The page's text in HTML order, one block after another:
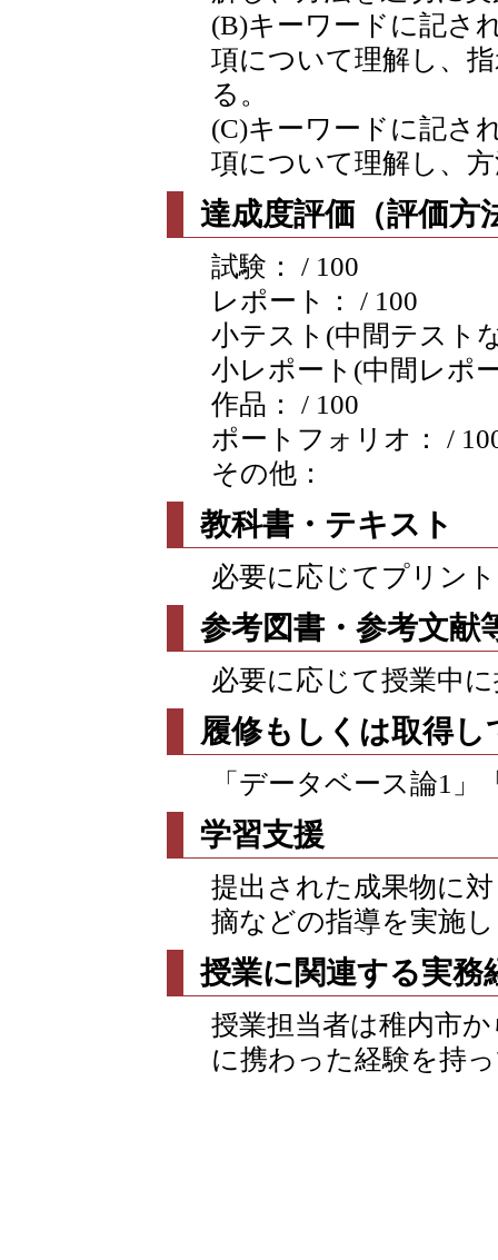
(B)キーワードに記さ
項について理解し、
る。
(C)キーワードに記さ
項について理解し、
達成度評価（評価方
試験： / 100
レポート： / 100
小テスト(中間テスト
小レポート(中間レポ
作品： / 100
ポートフォリオ： /
その他：
教科書・テキスト
必要に応じてプリン
参考図書・参考文献
必要に応じて授業中
履修もしくは取得
「データベース論1
学習支援
提出された成果物に
摘などの指導を実施
授業に関連する実務
授業担当者は稚内市
に携わった経験を持